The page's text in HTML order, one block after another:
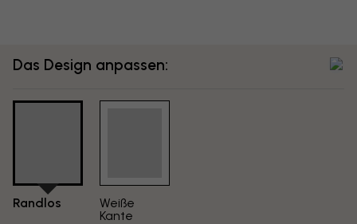
Das Design anpassen:
Randlos
Weiße
Kante